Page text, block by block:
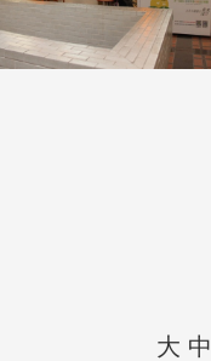
大 中